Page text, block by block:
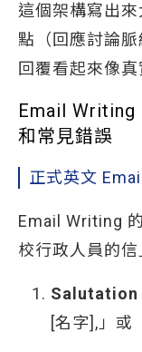
這個架構寫出
點（回應討論
回覆看起來像
Email Writing
和常見錯誤
正式英文
Email Writing
校行政人員的
Salutation
[名字],」或